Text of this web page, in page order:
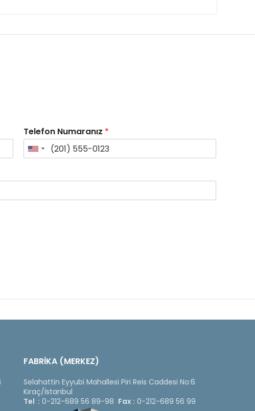
Telefon Numaranız *
FABRİKA (MERKEZ)
Selahattin Eyyubi Mahallesi Piri Reis Caddesi No:6
Kıraç/İstanbul
Tel : 0-212-689 56 89-98 Fax : 0-212-689 56 99